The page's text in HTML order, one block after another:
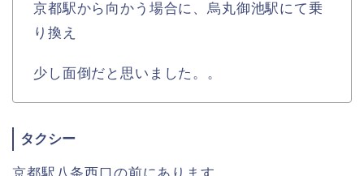
京都駅から向かう場合に、烏丸御池駅にて乗
り換え
少し面倒だと思いました。。
タクシー